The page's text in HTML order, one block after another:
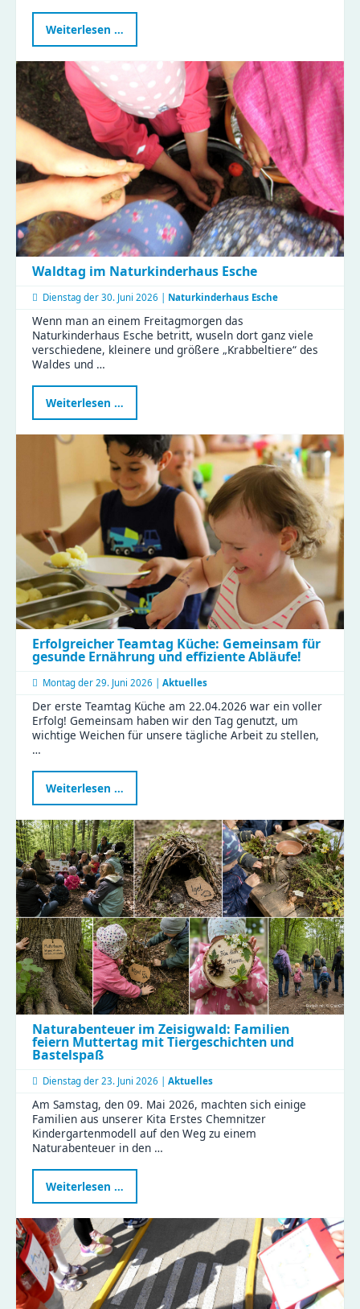
Weiterlesen …
Stunden
im
Zeisigwaldfüchse
Waldtag im Naturkinderhaus Esche
Dienstag der 30. Juni 2026 | Naturkinderhaus Esche
Wenn man an einem Freitagmorgen das
Naturkinderhaus Esche betritt, wuseln dort ganz viele
verschiedene, kleinere und größere „Krabbeltiere“ des
Waldes und …
Weiterlesen …
im
Esche
Erfolgreicher Teamtag Küche: Gemeinsam für
gesunde Ernährung und effiziente Abläufe!
Montag der 29. Juni 2026 | Aktuelles
Der erste Teamtag Küche am 22.04.2026 war ein voller
Erfolg! Gemeinsam haben wir den Tag genutzt, um
wichtige Weichen für unsere tägliche Arbeit zu stellen,
…
Weiterlesen …
Teamtag
Küche:
Gemeinsam
für
gesunde
Ernährung
und
effiziente
Abläufe!
Naturabenteuer im Zeisigwald: Familien
feiern Muttertag mit Tiergeschichten und
Bastelspaß
Dienstag der 23. Juni 2026 | Aktuelles
Am Samstag, den 09. Mai 2026, machten sich einige
Familien aus unserer Kita Erstes Chemnitzer
Kindergartenmodell auf den Weg zu einem
Naturabenteuer in den …
Weiterlesen …
im
Zeisigwald:
Familien
feiern
Muttertag
mit
Tiergeschichten
und